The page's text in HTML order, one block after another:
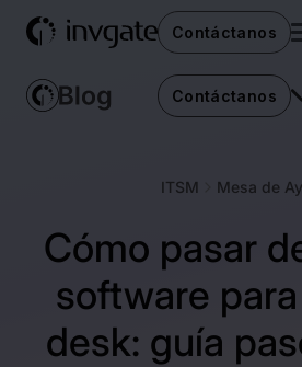
Contáctanos
Contáctanos
ITSM Mesa de
Cómo pasar
software
desk: guía